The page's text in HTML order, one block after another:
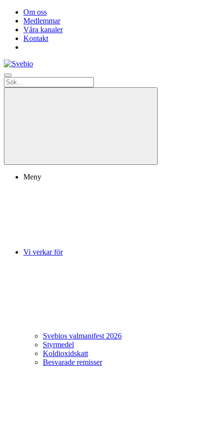
Om oss
Medlemmar
Våra kanaler
Kontakt
Meny
Vi verkar för
Svebios valmanifest 2026
Styrmedel
Koldioxidskatt
Besvarade remisser